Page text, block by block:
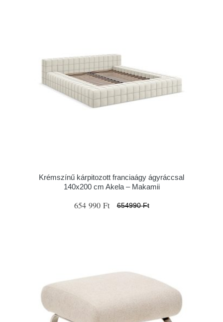
Krémszínű kárpitozott franciaágy ágyráccsal
140x200 cm Akela – Makamii
654 990 Ft 654990 Ft